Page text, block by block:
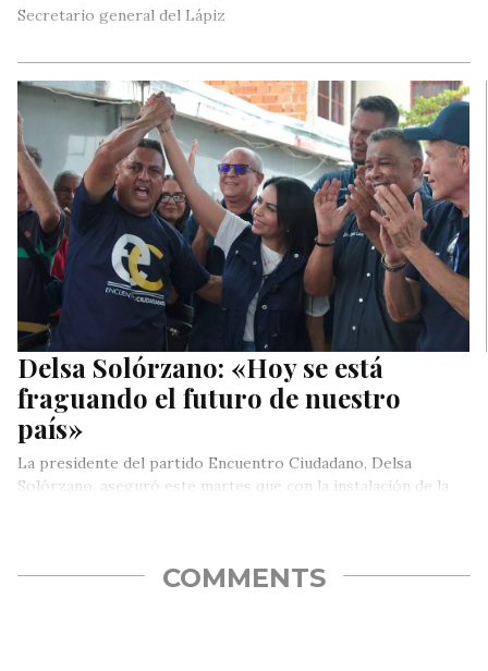
Secretario general del Lápiz
Delsa Solórzano: «Hoy se está
fraguando el futuro de nuestro
país»
La presidente del partido Encuentro Ciudadano, Delsa
Solórzano, aseguró este martes que con la instalación de la
COMMENTS